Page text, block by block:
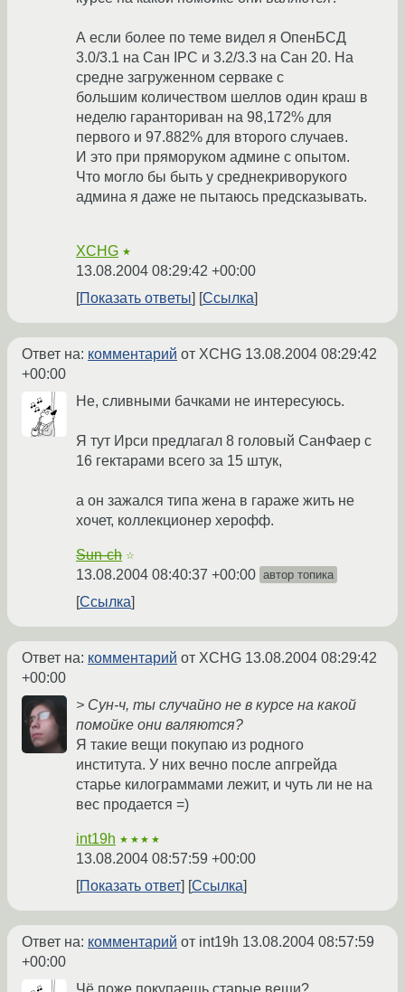
А если более по теме видел я ОпенБСД
3.0/3.1 на Сан IPC и 3.2/3.3 на Сан 20. На
средне загруженном серваке с
большим количеством шеллов один краш в
неделю гаранториван на 98,172% для
первого и 97.882% для второго случаев.
И это при пряморуком админе с опытом.
Что могло бы быть у среднекриворукого
админа я даже не пытаюсь предсказывать.
XCHG ★
13.08.2004 08:29:42 +00:00
Показать ответы
Ссылка
Ответ на: комментарий от XCHG 13.08.2004 08:29:42
+00:00
Не, сливными бачками не интересуюсь.
Я тут Ирси предлагал 8 головый СанФаер с
16 гектарами всего за 15 штук,
а он зажался типа жена в гараже жить не
хочет, коллекционер херофф.
Sun-ch ☆
13.08.2004 08:40:37 +00:00 автор топика
Ссылка
Ответ на: комментарий от XCHG 13.08.2004 08:29:42
+00:00
> Сун-ч, ты случайно не в курсе на какой
помойке они валяются?
Я такие вещи покупаю из родного
института. У них вечно после апгрейда
старье килограммами лежит, и чуть ли не на
вес продается =)
int19h ★★★★
13.08.2004 08:57:59 +00:00
Показать ответ
Ссылка
Ответ на: комментарий от int19h 13.08.2004 08:57:59
+00:00